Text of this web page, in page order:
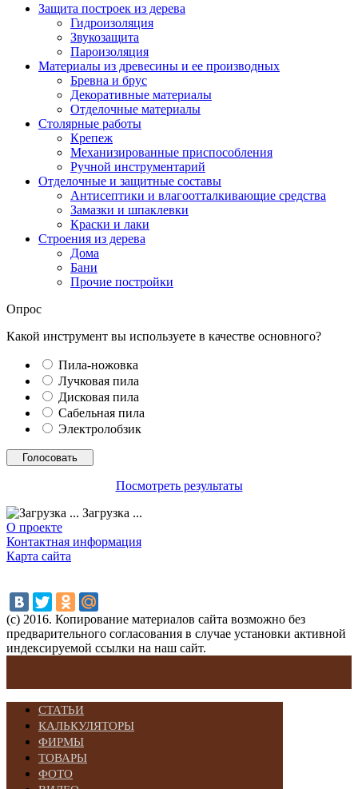
Защита построек из дерева
Гидроизоляция
Звукозащита
Пароизоляция
Материалы из древесины и ее производных
Бревна и брус
Декоративные материалы
Отделочные материалы
Столярные работы
Крепеж
Механизированные приспособления
Ручной инструментарий
Отделочные и защитные составы
Антисептики и влагоотталкивающие средства
Замазки и шпаклевки
Краски и лаки
Строения из дерева
Дома
Бани
Прочие постройки
Опрос
Какой инструмент вы используете в качестве основного?
Пила-ножовка
Лучковая пила
Дисковая пила
Сабельная пила
Электролобзик
Посмотреть результаты
Загрузка ...
О проекте
Контактная информация
Карта сайта
(с) 2016. Копирование материалов сайта возможно без
предварительного согласования в случае установки активной
индексируемой ссылки на наш сайт.
СТАТЬИ
КАЛЬКУЛЯТОРЫ
ФИРМЫ
ТОВАРЫ
ФОТО